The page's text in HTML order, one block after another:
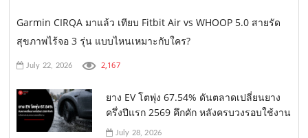
Garmin CIRQA มาแล้ว เทียบ Fitbit Air vs WHOOP 5.0 สายรัด
สุขภาพไร้จอ 3 รุ่น แบบไหนเหมาะกับใคร?
July 22, 2026 2,167
ยาง EV โตพุ่ง 67.54% ดันตลาดเปลี่ยนยาง
ครึ่งปีแรก 2569 คึกคัก หลังครบวงรอบใช้งาน
July 28, 2026